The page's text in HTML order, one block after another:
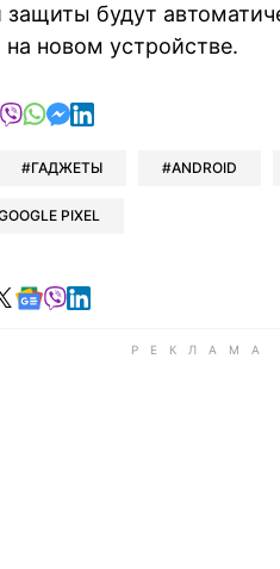
будут
на новом устройстве.
в Telegram
в Facebook
поделиться в X
отправить в Viber
отправить в Whatsapp
отправить в Messenger
отправить в LinkedIn
ГАДЖЕТЫ ANDROID
PIXEL
в Telegram
в Facebook
Читайте в X
Читайте в Google news
Читайте в Viber
Читайте в LinkedIn